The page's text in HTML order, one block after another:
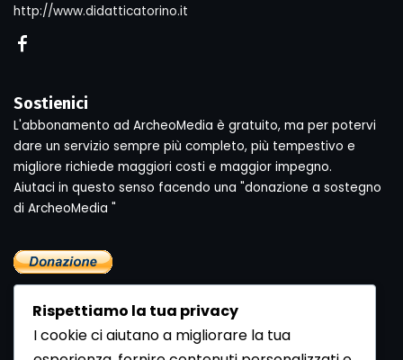
http://www.didatticatorino.it
Sostienici
L'abbonamento ad ArcheoMedia è gratuito, ma per potervi
dare un servizio sempre più completo, più tempestivo e
migliore richiede maggiori costi e maggior impegno.
Aiutaci in questo senso facendo una "donazione a sostegno
di ArcheoMedia "
Rispettiamo la tua privacy
I cookie ci aiutano a migliorare la tua